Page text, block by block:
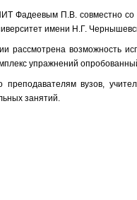
Фадеевым П.В. совместно
имени Н.Г.
рассмотрена возможность
упражнений
вузов,
занятий.